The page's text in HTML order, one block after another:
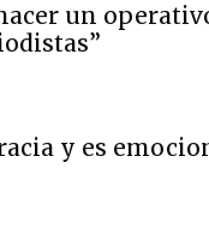
un
y es